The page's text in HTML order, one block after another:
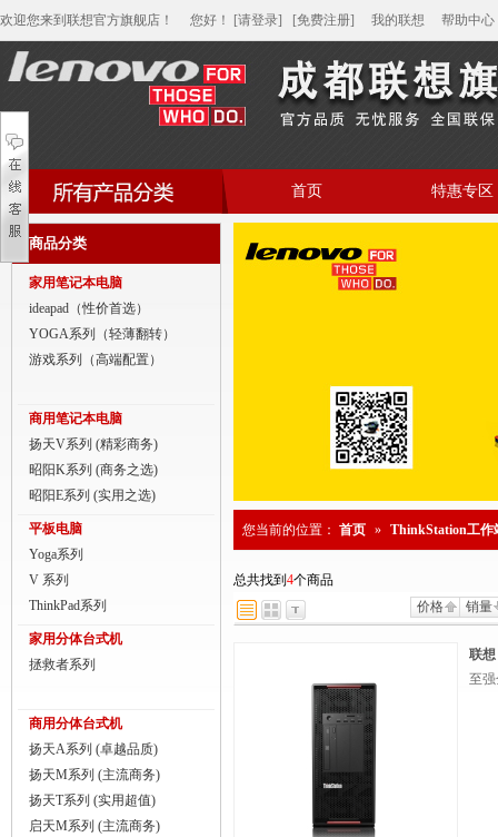
欢迎您来到联想官方旗舰店！ 您好 ！ [请登录] [免费注册] 我的联想 帮助中心
家用笔记本电脑
商用笔记本电脑
平板电脑
商用分体台式机
家用一体台式机
ThinkPad
ThinkStation工作站
联想服务器
首页 特惠专区
商品分类
家用笔记本电脑
ideapad（性价首选）
YOGA系列（轻薄翻转）
游戏系列（高端配置）
商用笔记本电脑
扬天V系列 (精彩商务)
昭阳K系列 (商务之选)
昭阳E系列 (实用之选)
平板电脑
Yoga系列
V 系列
ThinkPad系列
家用分体台式机
拯救者系列
商用分体台式机
扬天A系列 (卓越品质)
扬天M系列 (主流商务)
扬天T系列 (实用超值)
启天M系列 (主流商务)
您当前的位置： 首页 » ThinkStation工作
总共找到 4个商品
价格
销量
联
至强